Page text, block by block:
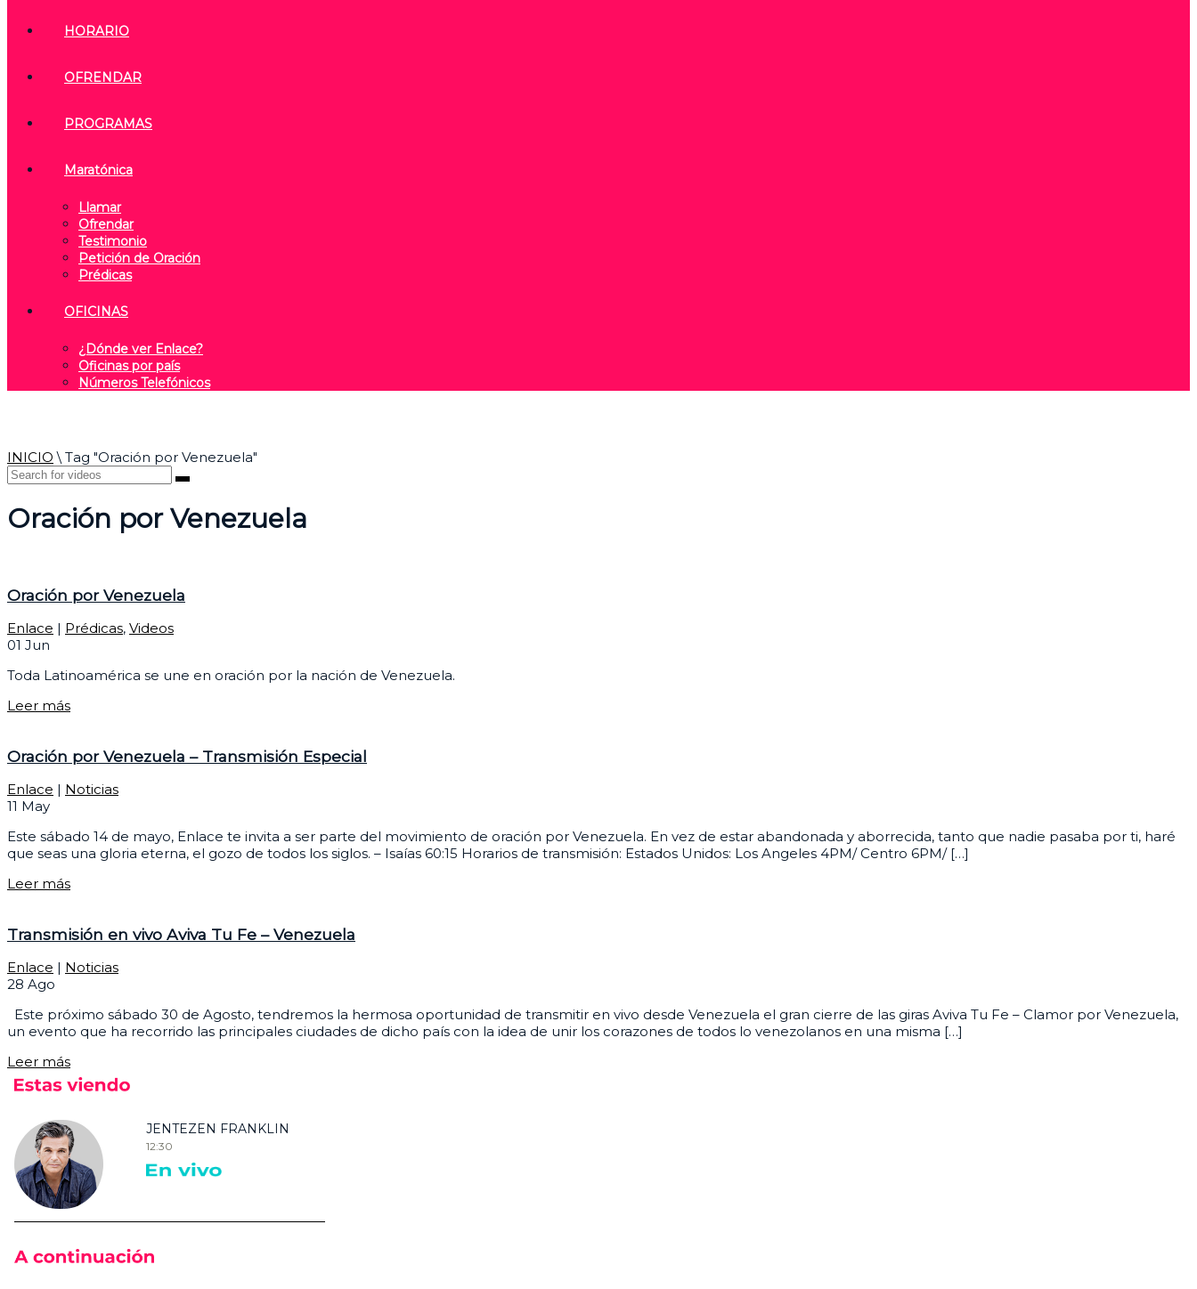
HORARIO
OFRENDAR
PROGRAMAS
Maratónica
Llamar
Ofrendar
Testimonio
Petición de Oración
Prédicas
OFICINAS
¿Dónde ver Enlace?
Oficinas por país
Números Telefónicos
INICIO \ Tag "Oración por Venezuela"
Oración por Venezuela
Oración por Venezuela
Enlace | Prédicas, Videos
01 Jun
Toda Latinoamérica se une en oración por la nación de Venezuela.
Leer más
Oración por Venezuela – Transmisión Especial
Enlace | Noticias
11 May
Este sábado 14 de mayo, Enlace te invita a ser parte del movimiento de oración por Venezuela. En vez de estar abandonada y aborrecida, tanto que nadie pasaba por ti, haré
que seas una gloria eterna, el gozo de todos los siglos. – Isaías 60:15 Horarios de transmisión: Estados Unidos: Los Angeles 4PM/ Centro 6PM/ […]
Leer más
Transmisión en vivo Aviva Tu Fe – Venezuela
Enlace | Noticias
28 Ago
Este próximo sábado 30 de Agosto, tendremos la hermosa oportunidad de transmitir en vivo desde Venezuela el gran cierre de las giras Aviva Tu Fe – Clamor por Venezuela,
un evento que ha recorrido las principales ciudades de dicho país con la idea de unir los corazones de todos lo venezolanos en una misma […]
Leer más